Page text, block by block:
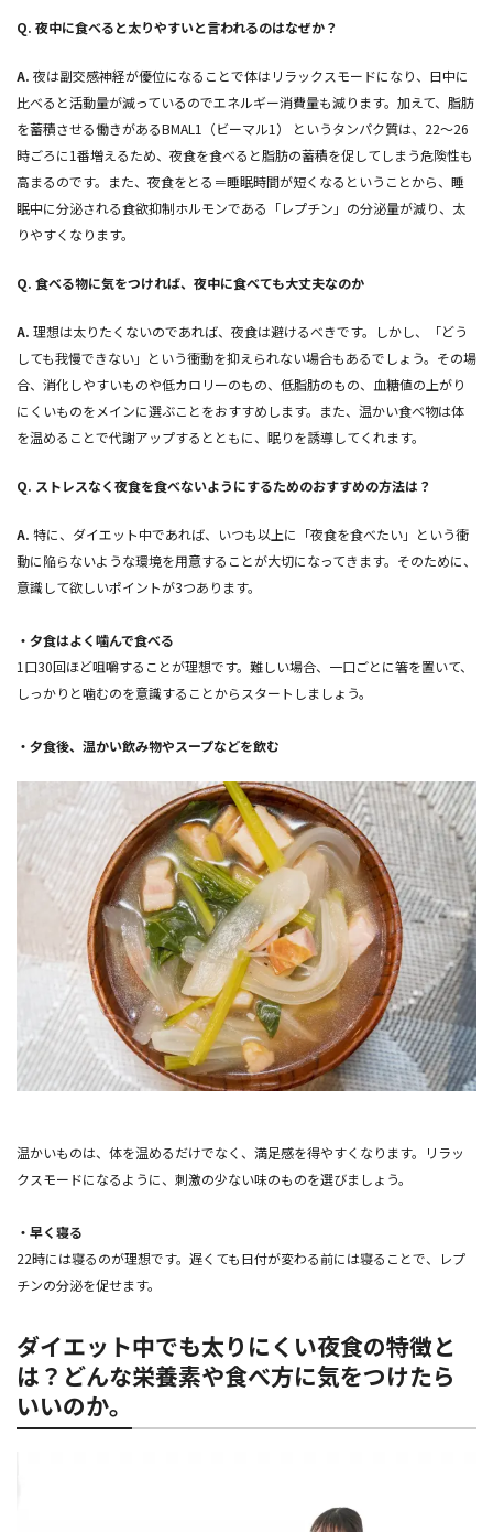
Q. 夜中に食べると太りやすいと言われるのはなぜか？
A. 夜は副交感神経が優位になることで体はリラックスモードになり、日中に
比べると活動量が減っているのでエネルギー消費量も減ります。加えて、脂肪
を蓄積させる働きがあるBMAL1（ビーマル1） というタンパク質は、22～26
時ごろに1番増えるため、夜食を食べると脂肪の蓄積を促してしまう危険性も
高まるのです。また、夜食をとる＝睡眠時間が短くなるということから、睡
眠中に分泌される食欲抑制ホルモンである「レプチン」の分泌量が減り、太
りやすくなります。
Q. 食べる物に気をつければ、夜中に食べても大丈夫なのか
A. 理想は太りたくないのであれば、夜食は避けるべきです。しかし、「どう
しても我慢できない」という衝動を抑えられない場合もあるでしょう。その場
合、消化しやすいものや低カロリーのもの、低脂肪のもの、血糖値の上がり
にくいものをメインに選ぶことをおすすめします。また、温かい食べ物は体
を温めることで代謝アップするとともに、眠りを誘導してくれます。
Q. ストレスなく夜食を食べないようにするためのおすすめの方法は？
A. 特に、ダイエット中であれば、いつも以上に「夜食を食べたい」という衝
動に陥らないような環境を用意することが大切になってきます。そのために、
意識して欲しいポイントが3つあります。
・夕食はよく噛んで食べる
1口30回ほど咀嚼することが理想です。難しい場合、一口ごとに箸を置いて、
しっかりと噛むのを意識することからスタートしましょう。
・夕食後、温かい飲み物やスープなどを飲む
温かいものは、体を温めるだけでなく、満足感を得やすくなります。リラッ
クスモードになるように、刺激の少ない味のものを選びましょう。
・早く寝る
22時には寝るのが理想です。遅くても日付が変わる前には寝ることで、レプ
チンの分泌を促せます。
ダイエット中でも太りにくい夜食の特徴と
は？どんな栄養素や食べ方に気をつけたら
いいのか。